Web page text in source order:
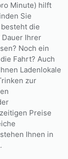
Minute) hilft
Sie
die
Ihrer
Noch ein
Fahrt? Auch
Ladenlokale
zur
Preise
Ihnen in